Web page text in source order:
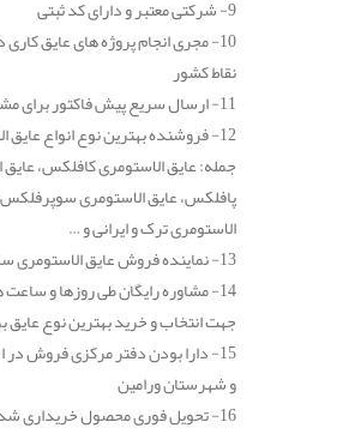
9- شرکتی معتبر و دارای کد ثبتی
10- مجری انجام پروژه های عایق
نقاط کشور
11- ارسال سریع پیش فاکتور برای مشتریان گرامی
12- فروشنده بهترین نوع انواع عایق
جمله: عایق الاستومری کافلکس، عایق
پافلکس، عایق الاستومری
الاستومری ترک و ایرانی و …
13- نماینده فروش عایق الاستومری سانا در کشور
14- مشاوره رایگان طی روزها و ساعت
جهت انتخاب و خرید بهترین نوع عایق
15- دارا بودن دفتر مرکزی فروش در
و شهرستان ورامین
16- تحویل فوری محصول خریداری شده